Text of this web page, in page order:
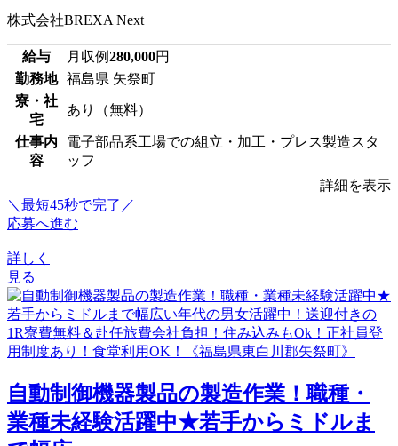
株式会社BREXA Next
給与 月収例280,000円
勤務地 福島県 矢祭町
寮・社
宅
あり（無料）
仕事内
容
電子部品系工場での組立・加工・プレス製造スタ
ッフ
詳細を表示
＼最短45秒で完了／
応募へ進む
詳しく
見る
自動制御機器製品の製造作業！職種・
業種未経験活躍中★若手からミドルま